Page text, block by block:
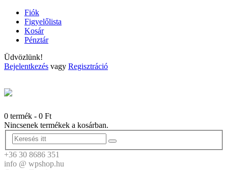
Fiók
Figyelőlista
Kosár
Pénztár
Üdvözlünk!
Bejelentkezés vagy Regisztráció
0 termék - 0 Ft
Nincsenek termékek a kosárban.
+36 30 8686 351
info @ wpshop.hu